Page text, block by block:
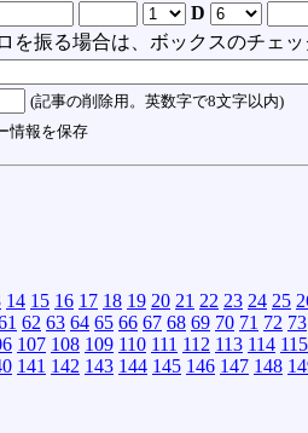
D
を振る場合は、ボックスのチェッ
(記事の削除用。英数字で8文字以内)
情報を保存
14 15 16 17 18 19 20 21 22 23 24 25
62 63 64 65 66 67 68 69 70 71 72 73
107 108 109 110 111 112 113 114 115
141 142 143 144 145 146 147 148